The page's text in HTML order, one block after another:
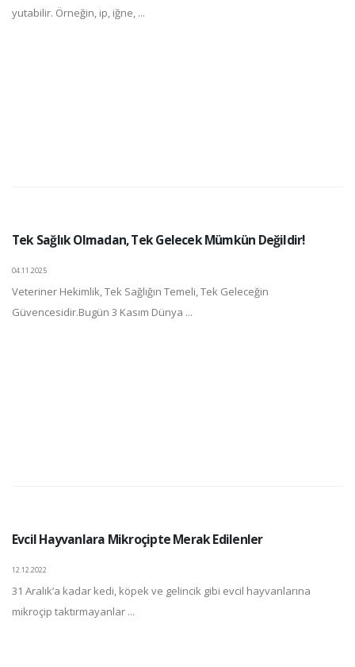
yutabilir. Örneğin, ip, iğne, ...
Tek Sağlık Olmadan, Tek Gelecek Mümkün Değildir!
04.11.2025
Veteriner Hekimlik, Tek Sağlığın Temeli, Tek Geleceğin
Güvencesidir.Bugün 3 Kasım Dünya ...
Evcil Hayvanlara Mikroçipte Merak Edilenler
12.12.2022
31 Aralık’a kadar kedi, köpek ve gelincik gibi evcil hayvanlarına
mikroçip taktırmayanlar ...